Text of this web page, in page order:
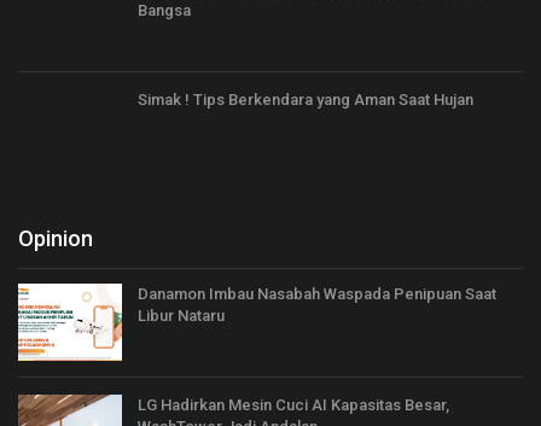
Bangsa
Simak ! Tips Berkendara yang Aman Saat Hujan
Opinion
Danamon Imbau Nasabah Waspada Penipuan Saat
Libur Nataru
LG Hadirkan Mesin Cuci AI Kapasitas Besar,